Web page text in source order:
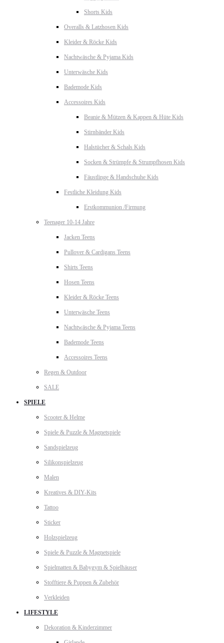
Shorts Kids
Overalls & Latzhosen Kids
Kleider & Röcke Kids
Nachtwäsche & Pyjama Kids
Unterwäsche Kids
Bademode Kids
Accessoires Kids
Beanie & Mützen & Kappen & Hüte Kids
Stirnbänder Kids
Halstücher & Schals Kids
Socken & Strümpfe & Strumpfhosen Kids
Fäustlinge & Handschuhe Kids
Festliche Kleidung Kids
Erstkommunion /Firmung
Teenager 10-14 Jahre
Jacken Teens
Pullover & Cardigans Teens
Shirts Teens
Hosen Teens
Kleider & Röcke Teens
Unterwäsche Teens
Nachtwäsche & Pyjama Teens
Bademode Teens
Accessoires Teens
Regen & Outdoor
SALE
SPIELE
Scooter & Helme
Spiele & Puzzle & Magnetspiele
Sandspielzeug
Silikonspielzeug
Malen
Kreatives & DIY-Kits
Tattoo
Sticker
Holzspielzeug
Spiele & Puzzle & Magnetspiele
Spielmatten & Babygym & Spielhäuser
Stofftiere & Puppen & Zubehör
Verkleiden
LIFESTYLE
Dekoration & Kinderzimmer